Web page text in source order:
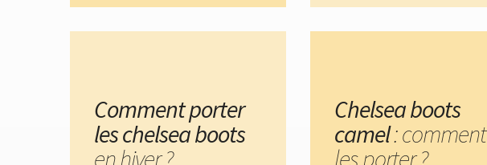
Comment porter
les chelsea boots
en hiver ?
Chelsea boots
camel: comment
les porter ?